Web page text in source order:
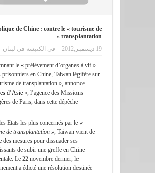
de Chine : contre le « tourisme de
transplantation »
19 ديسمبر,2012
في الكنيسة في لبنان
le « prélèvement d’organes à vif »
prisonniers en Chine, Taiwan légifère sur
de transplantation », annonce
d’Asie », l’agence des Missions
de Paris, dans cette dépêche :
Etats les plus concernés par le «
de transplantation », Taiwan vient de
des mesures pour dissuader ses
de subir une greffe en Chine
Le 22 novembre dernier, le
a édicté une résolution destinée